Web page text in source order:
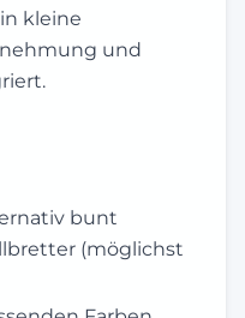
kleine
und
bunt
(möglichst